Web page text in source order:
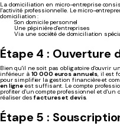
La domiciliation en micro-entreprise
l'activité professionnelle. Le micro-
domiciliation :
Son domicile personnel
Une pépinière d'entreprises
Via une société de domiciliation
Étape 4 : Ouverture
Bien qu'il ne soit pas obligatoire d'ouvrir
inférieur à 10 000 euros annuels, il est
pour simplifier la gestion financière et
en ligne est suffisant. Le compte
profiter d'un compte professionnel et d'un
réaliser desfactures et devis.
Étape 5 :